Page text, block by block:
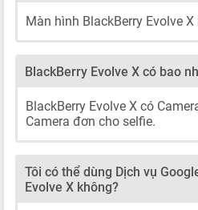
Màn hình BlackBerry Evolve
BlackBerry Evolve X có bao
BlackBerry Evolve X có
Camera đơn cho selfie.
Tôi có thể dùng Dịch vụ
Evolve X không?